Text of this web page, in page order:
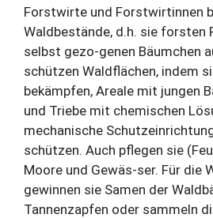
Forstwirte und Forstwirtinnen
Waldbestände, d.h. sie forsten
selbst gezo-genen Bäumchen
schützen Waldflächen, indem
bekämpfen, Areale mit jungen
und Triebe mit chemischen
mechanische
schützen. Auch pflegen sie
Moore und Gewäs-ser. Für die
gewinnen sie Samen der
Tannenzapfen oder sammeln